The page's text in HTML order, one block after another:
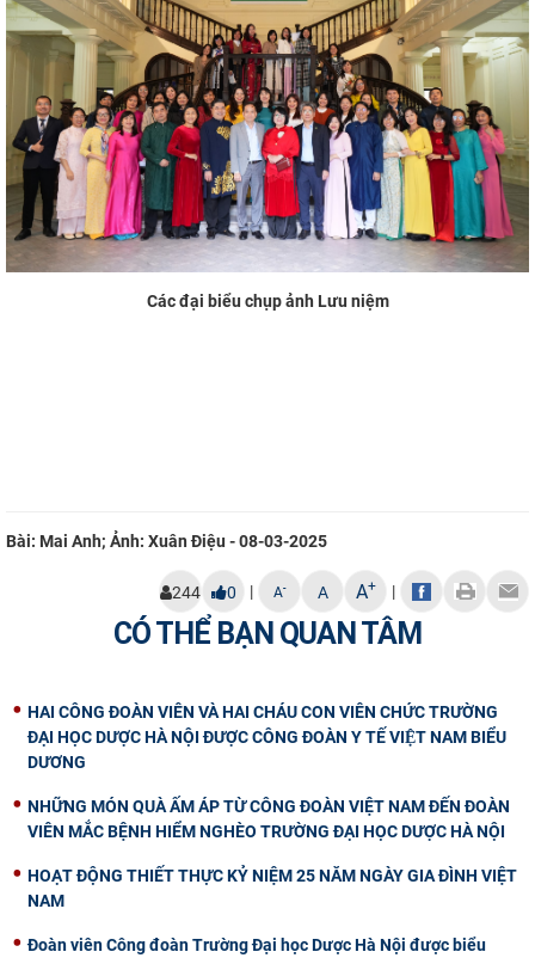
Các đại biểu chụp ảnh Lưu niệm
Bài: Mai Anh; Ảnh: Xuân Điệu - 08-03-2025
244 0 | A- A A+ |
CÓ THỂ BẠN QUAN TÂM
HAI CÔNG ĐOÀN VIÊN VÀ HAI CHÁU CON VIÊN CHỨC TRƯỜNG
ĐẠI HỌC DƯỢC HÀ NỘI ĐƯỢC CÔNG ĐOÀN Y TẾ VIỆT NAM BIỂU
DƯƠNG
NHỮNG MÓN QUÀ ẤM ÁP TỪ CÔNG ĐOÀN VIỆT NAM ĐẾN ĐOÀN
VIÊN MẮC BỆNH HIỂM NGHÈO TRƯỜNG ĐẠI HỌC DƯỢC HÀ NỘI
HOẠT ĐỘNG THIẾT THỰC KỶ NIỆM 25 NĂM NGÀY GIA ĐÌNH VIỆT
NAM
Đoàn viên Công đoàn Trường Đại học Dược Hà Nội được biểu